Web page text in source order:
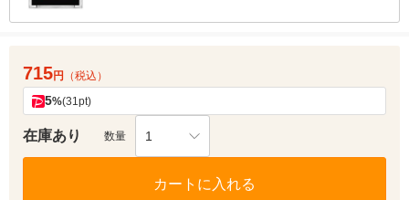
715円 （税込）
5%(31pt)
在庫あり 数量 1
カートに入れる